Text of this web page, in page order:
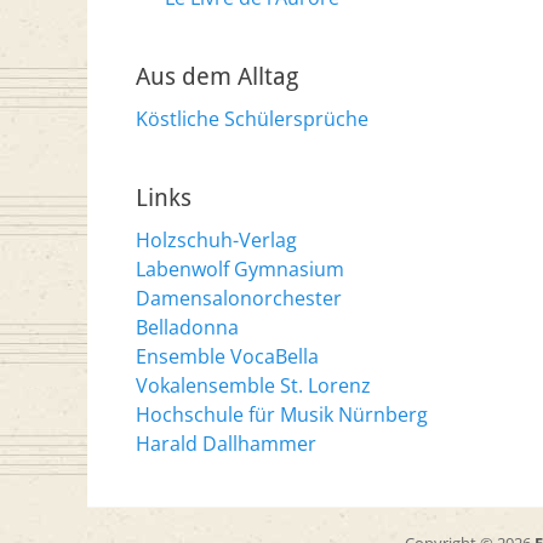
Aus dem Alltag
Köstliche Schülersprüche
Links
Holzschuh-Verlag
Labenwolf Gymnasium
Damensalonorchester
Belladonna
Ensemble VocaBella
Vokalensemble St. Lorenz
Hochschule für Musik Nürnberg
Harald Dallhammer